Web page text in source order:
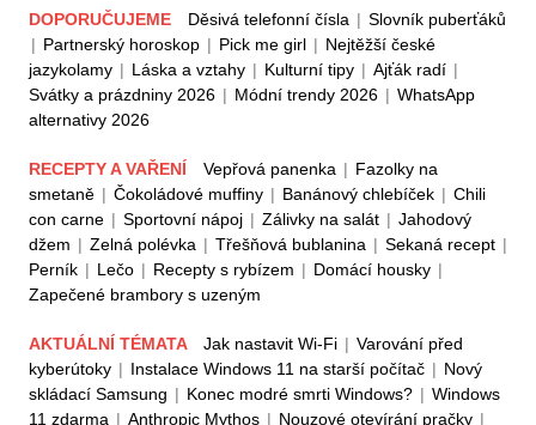
DOPORUČUJEME Děsivá telefonní čísla | Slovník puberťáků
| Partnerský horoskop | Pick me girl | Nejtěžší české
jazykolamy | Láska a vztahy | Kulturní tipy | Ajťák radí |
Svátky a prázdniny 2026 | Módní trendy 2026 | WhatsApp
alternativy 2026
RECEPTY A VAŘENÍ Vepřová panenka | Fazolky na
smetaně | Čokoládové muffiny | Banánový chlebíček | Chili
con carne | Sportovní nápoj | Zálivky na salát | Jahodový
džem | Zelná polévka | Třešňová bublanina | Sekaná recept |
Perník | Lečo | Recepty s rybízem | Domácí housky |
Zapečené brambory s uzeným
AKTUÁLNÍ TÉMATA Jak nastavit Wi-Fi | Varování před
kyberútoky | Instalace Windows 11 na starší počítač | Nový
skládací Samsung | Konec modré smrti Windows? | Windows
11 zdarma | Anthropic Mythos | Nouzové otevírání pračky |